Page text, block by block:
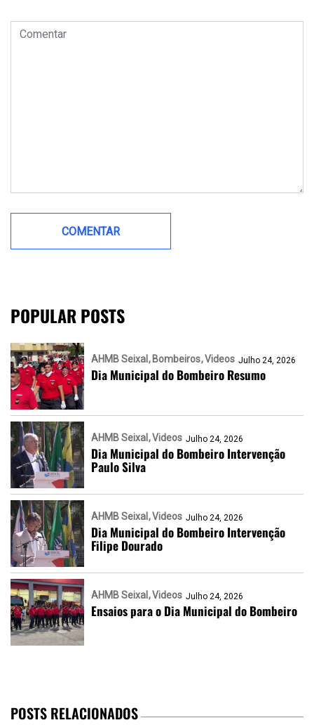
POPULAR POSTS
AHMB Seixal Bombeiros Videos Julho 24, 2026
Dia Municipal do Bombeiro Resumo
AHMB Seixal Videos Julho 24, 2026
Dia Municipal do Bombeiro Intervenção
Paulo Silva
AHMB Seixal Videos Julho 24, 2026
Dia Municipal do Bombeiro Intervenção
Filipe Dourado
AHMB Seixal Videos Julho 24, 2026
Ensaios para o Dia Municipal do Bombeiro
POSTS RELACIONADOS